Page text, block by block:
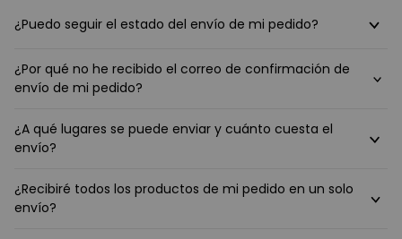
¿Puedo seguir el estado del envío de mi pedido?
¿Por qué no he recibido el correo de confirmación de
envío de mi pedido?
¿A qué lugares se puede enviar y cuánto cuesta el
envío?
¿Recibiré todos los productos de mi pedido en un solo
envío?